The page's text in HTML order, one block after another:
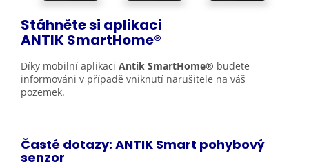
Stáhněte si aplikaci
ANTIKSmartHome®
Díky mobilní aplikaci Antik SmartHome® budete
informováni v případě vniknutí narušitele na váš
pozemek.
Časté dotazy: ANTIK Smart pohybový
senzor